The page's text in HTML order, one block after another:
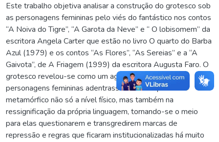
Este trabalho objetiva analisar a construção do grotesco sob
as personagens femininas pelo viés do fantástico nos contos
“A Noiva do Tigre”, “A Garota da Neve” e “ O lobisomem” da
escritora Angela Carter que estão no livro O quarto do Barba
Azul (1979) e os contos “As Flores”, “As Sereias” e a “A
Gaivota”, de A Friagem (1999) da escritora Augusta Faro. O
grotesco revelou-se como um agente para que as
personagens femininas adentrassem em um processo
metamórfico não só a nível físico, mas também na
ressignificação da própria linguagem, tornando-se o meio
para elas questionarem e transgredirem marcas de
repressão e regras que ficaram institucionalizadas há muito